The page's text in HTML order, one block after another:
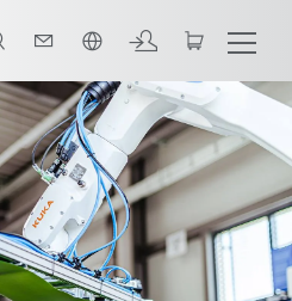
Metoda Software